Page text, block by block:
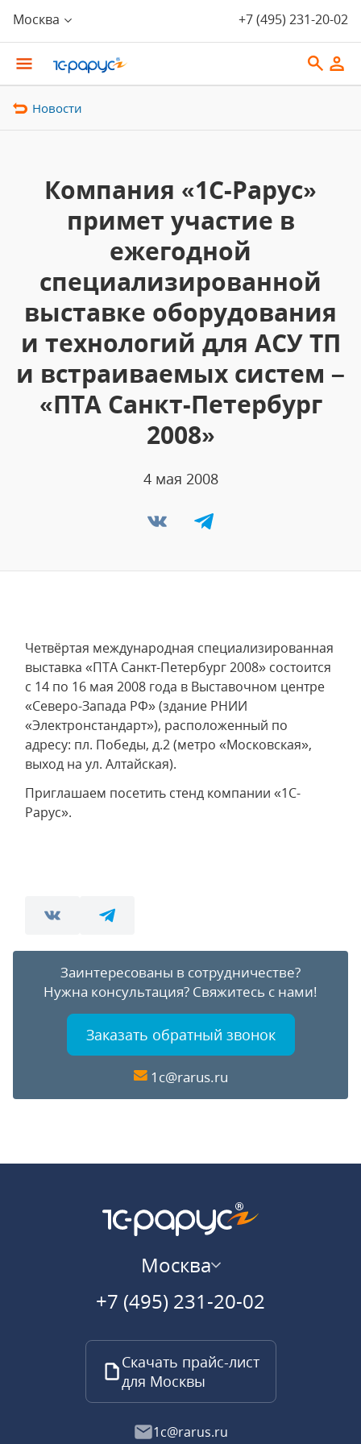
Москва +7 (495) 231-20-02
Новости
Компания «1С-Рарус»
примет участие в
ежегодной
специализированной
выставке оборудования
и технологий для АСУ ТП
и встраиваемых систем –
«ПТА Санкт-Петербург
2008»
4 мая 2008
Четвёртая международная специализированная
выставка «ПТА Санкт-Петербург 2008» состоится
с 14 по 16 мая 2008 года в Выставочном центре
«Северо-Запада РФ» (здание РНИИ
«Электронстандарт»), расположенный по
адресу: пл. Победы, д.2 (метро «Московская»,
выход на ул. Алтайская).
Приглашаем посетить стенд компании «1С-
Рарус».
Заинтересованы в сотрудничестве?
Нужна консультация? Свяжитесь с нами!
Заказать обратный звонок
1c@rarus.ru
Москва
+7 (495) 231-20-02
Скачать прайс-лист
для Москвы
1c@rarus.ru